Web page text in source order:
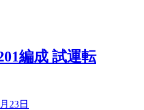
編成 試運転
23日